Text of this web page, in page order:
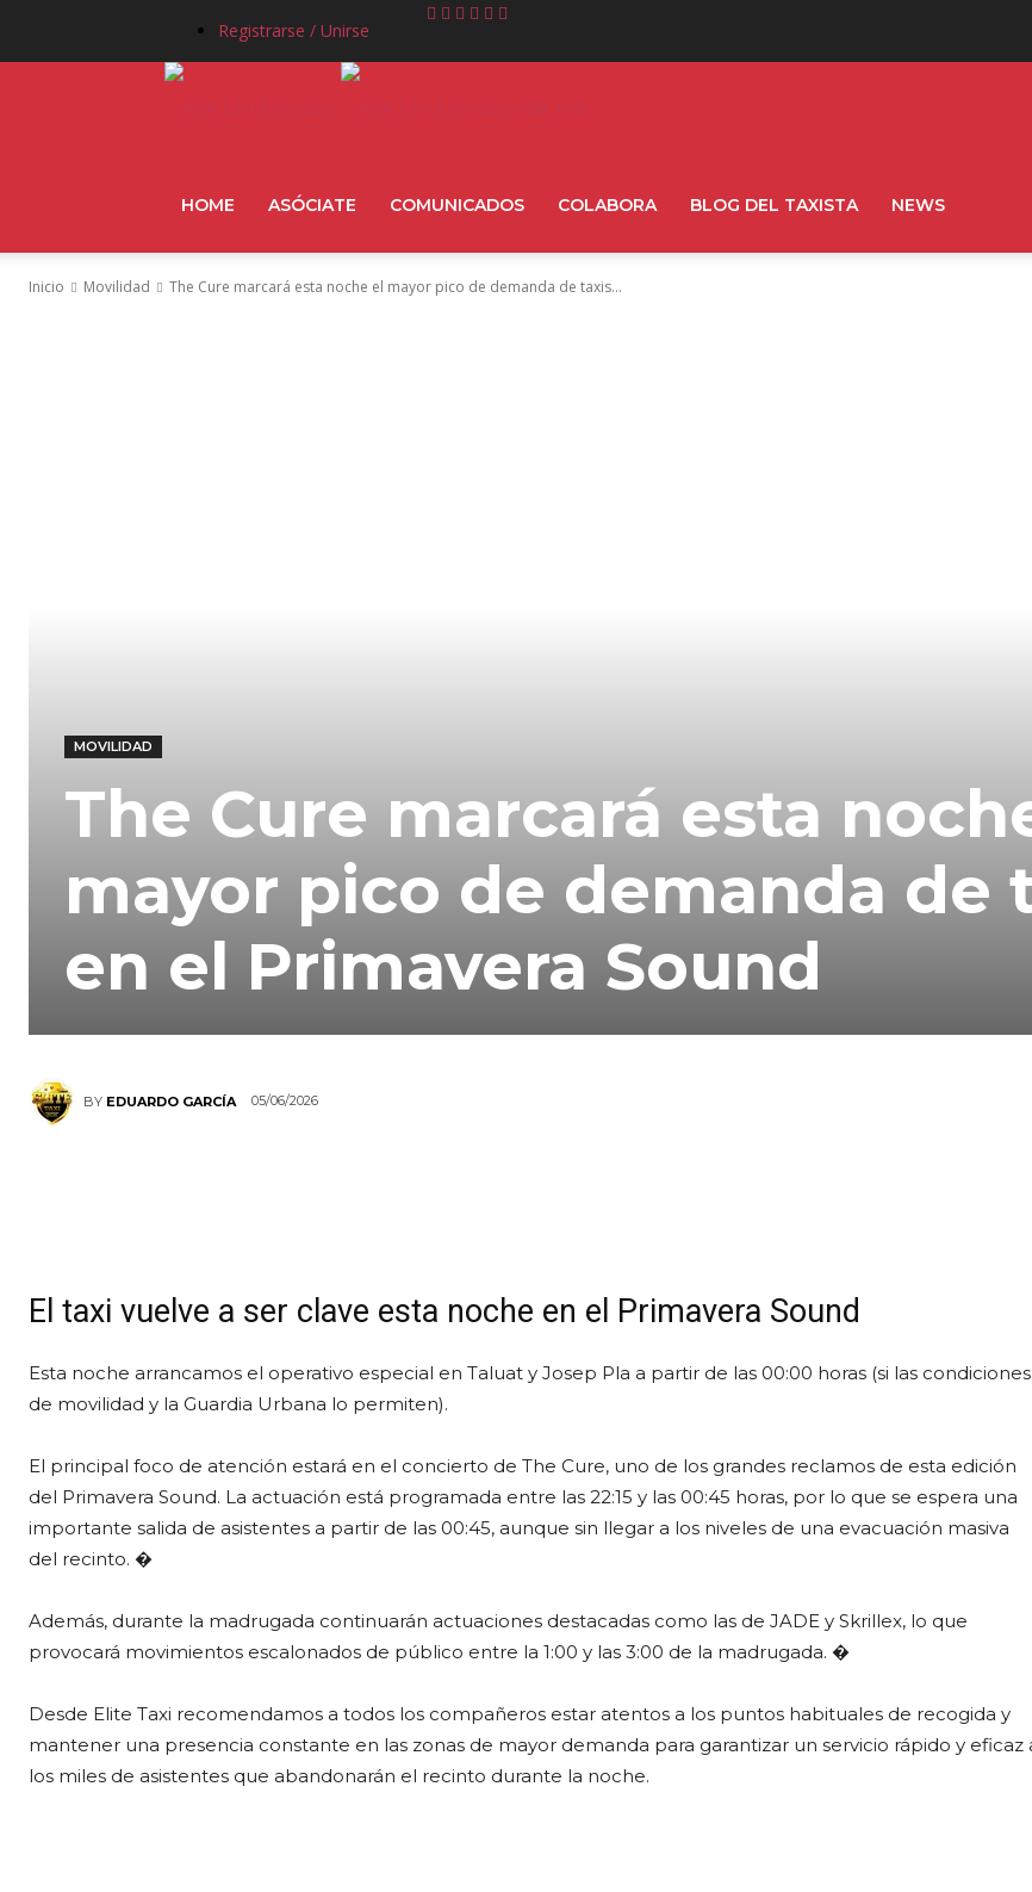
Registrarse / Unirse
HOME ASÓCIATE COMUNICADOS COLABORA BLOG DEL TAXISTA NEWS
Inicio Movilidad The Cure marcará esta noche el mayor pico de demanda de taxis...
MOVILIDAD
The Cure marcará esta
mayor pico de demanda de
en el Primavera Sound
BY EDUARDO GARCÍA 05/06/2026
El taxi vuelve a ser clave esta noche en el Primavera Sound
Esta noche arrancamos el operativo especial en Taluat y Josep Pla a partir de las 00:00 horas (si las condiciones
de movilidad y la Guardia Urbana lo permiten).
El principal foco de atención estará en el concierto de The Cure, uno de los grandes reclamos de esta edición
del Primavera Sound. La actuación está programada entre las 22:15 y las 00:45 horas, por lo que se espera una
importante salida de asistentes a partir de las 00:45, aunque sin llegar a los niveles de una evacuación masiva
del recinto. �
Además, durante la madrugada continuarán actuaciones destacadas como las de JADE y Skrillex, lo que
provocará movimientos escalonados de público entre la 1:00 y las 3:00 de la madrugada. �
Desde Elite Taxi recomendamos a todos los compañeros estar atentos a los puntos habituales de recogida y
mantener una presencia constante en las zonas de mayor demanda para garantizar un servicio rápido y eficaz
los miles de asistentes que abandonarán el recinto durante la noche.